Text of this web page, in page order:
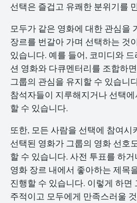
선택은 즐겁고 유쾌한 분위기를
모두가 같은 영화에 대한 관심을
장르를 번갈아 가며 선택하는 것
있습니다. 예를 들어, 코미디와
션 영화와 다큐멘터리를 조합하
그룹의 관심을 유지할 수 있습니
참석자들이 지루해지거나 선택
할 수 있습니다.
또한, 모든 사람을 선택에 참여시
선택된 영화가 그룹의 영화 선호
할 수 있습니다. 사전 투표를 하
영화 장르 내에서 좋아하는 제목
진행할 수 있습니다. 이렇게 하면
주적이고 모두에게 만족스러울